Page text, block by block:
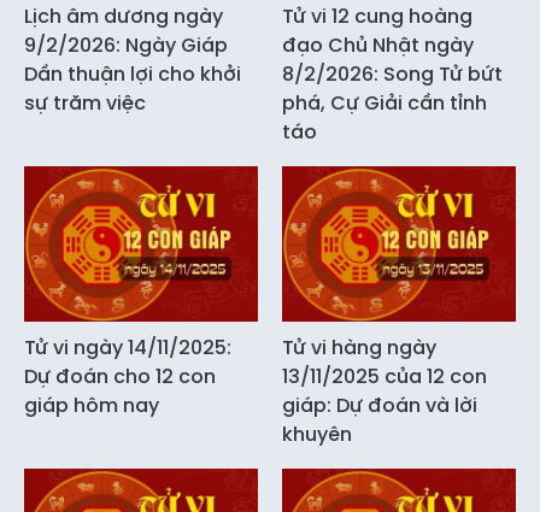
Lịch âm dương ngày
9/2/2026: Ngày Giáp
Dần thuận lợi cho khởi
sự trăm việc
Tử vi 12 cung hoàng
đạo Chủ Nhật ngày
8/2/2026: Song Tử bứt
phá, Cự Giải cần tỉnh
táo
Tử vi ngày 14/11/2025:
Dự đoán cho 12 con
giáp hôm nay
Tử vi hàng ngày
13/11/2025 của 12 con
giáp: Dự đoán và lời
khuyên